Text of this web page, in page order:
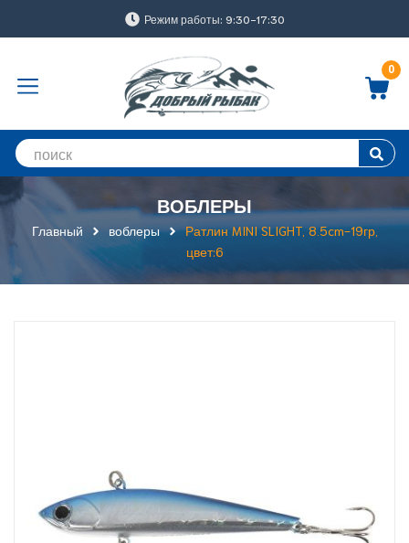
Режим работы: 9:30-17:30
0
ВОБЛЕРЫ
Главный воблеры
Ратлин MINI SLIGHT, 8.5cm-19гр,
цвет:6